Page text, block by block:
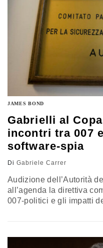
JAMES BOND
Gabrielli al
incontri tra 007
software-spia
Di Gabriele Carrer
Audizione dell’Autorità
all’agenda la direttiva
007-politici e gli impatti